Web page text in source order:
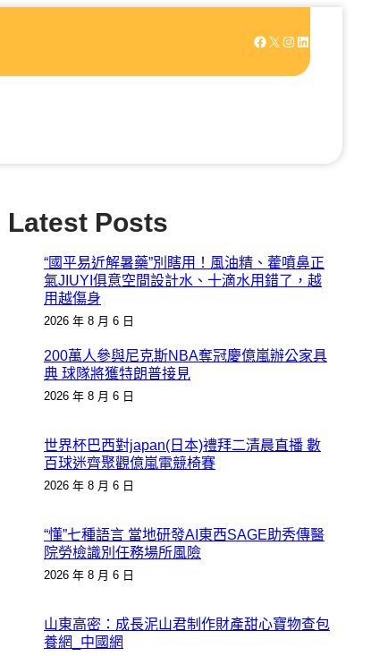
Facebook X Instagram LinkedIn
Latest Posts
“國平易近解暑藥”別瞎用！風油精、藿噴鼻正
氣JIUYI俱意空間設計水、十滴水用錯了，越
用越傷身
2026 年 8 月 6 日
200萬人參與尼克斯NBA奪冠慶億嵐辦公家具
典 球隊將獲特朗普接見
2026 年 8 月 6 日
世界杯巴西對japan(日本)禮拜二清晨直播 數
百球迷齊聚觀億嵐電競椅賽
2026 年 8 月 6 日
“懂”七種語言 當地研發AI東西SAGE助秀傳醫
院勞檢識別任務場所風險
2026 年 8 月 6 日
山東高密：成長泥山君制作財產甜心寶物查包
養網_中國網